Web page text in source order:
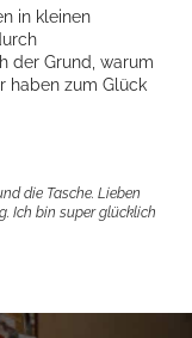
in kleinen
der Grund, warum
haben zum Glück
die Tasche. Lieben
Ich bin super glücklich